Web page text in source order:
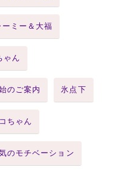
ーミー＆大福
ゃん
のご案内 氷点下
ちゃん
のモチベーション